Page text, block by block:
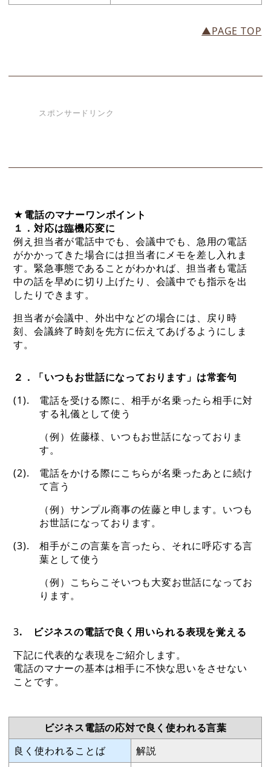
▲PAGE TOP
スポンサードリンク
★電話のマナーワンポイント
１．対応は臨機応変に
例え担当者が電話中でも、会議中でも、急用の電話
がかかってきた場合には担当者にメモを差し入れま
す。緊急事態であることがわかれば、担当者も電話
中の話を早めに切り上げたり、会議中でも指示を出
したりできます。
担当者が会議中、外出中などの場合には、戻り時
刻、会議終了時刻を先方に伝えてあげるようにしま
す。
２．「いつもお世話になっております」は常套句
(1).
電話を受ける際に、相手が名乗ったら相手に対
する礼儀として使う
（例）佐藤様、いつもお世話になっておりま
す。
(2).
電話をかける際にこちらが名乗ったあとに続け
て言う
（例）サンプル商事の佐藤と申します。いつも
お世話になっております。
(3).
相手がこの言葉を言ったら、それに呼応する言
葉として使う
（例）こちらこそいつも大変お世話になってお
ります。
3. ビジネスの電話で良く用いられる表現を覚える
下記に代表的な表現をご紹介します。
電話のマナーの基本は相手に不快な思いをさせない
ことです。
ビジネス電話の応対で良く使われる言葉
良く使われることば
解説